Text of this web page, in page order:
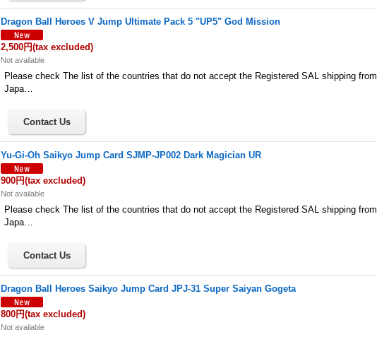
Dragon Ball Heroes V Jump Ultimate Pack 5 "UP5" God Mission
2,500円(tax excluded)
Not available
Please check The list of the countries that do not accept the Registered SAL shipping from
Japa…
Yu-Gi-Oh Saikyo Jump Card SJMP-JP002 Dark Magician UR
900円(tax excluded)
Not available
Please check The list of the countries that do not accept the Registered SAL shipping from
Japa…
Dragon Ball Heroes Saikyo Jump Card JPJ-31 Super Saiyan Gogeta
800円(tax excluded)
Not available